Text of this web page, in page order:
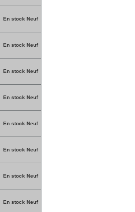
En stock Neuf
En stock Neuf
En stock Neuf
En stock Neuf
En stock Neuf
En stock Neuf
En stock Neuf
En stock Neuf